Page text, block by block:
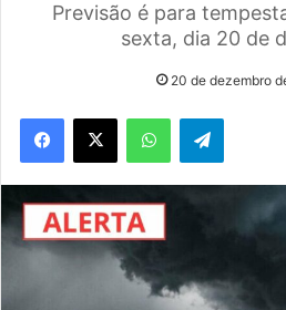
Previsão é para
sexta, dia 20 de
20 de dezembro
WhatsAppTelegram